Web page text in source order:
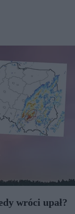
wróci upał?